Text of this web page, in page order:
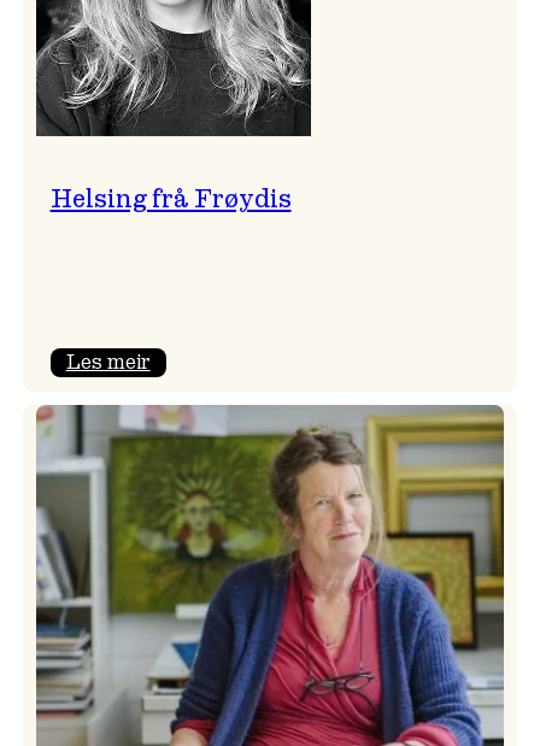
Helsing frå Frøydis
Les meir:
frå
Frøydis